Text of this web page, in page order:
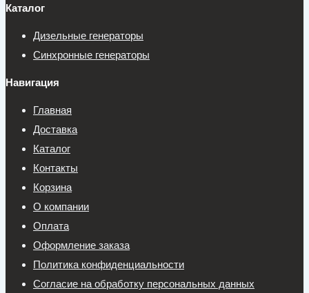
Каталог
Дизельные генераторы
Синхронные генераторы
Навигация
Главная
Доставка
Каталог
Контакты
Корзина
О компании
Оплата
Оформление заказа
Политика конфиденциальности
Согласие на обработку персональных данных